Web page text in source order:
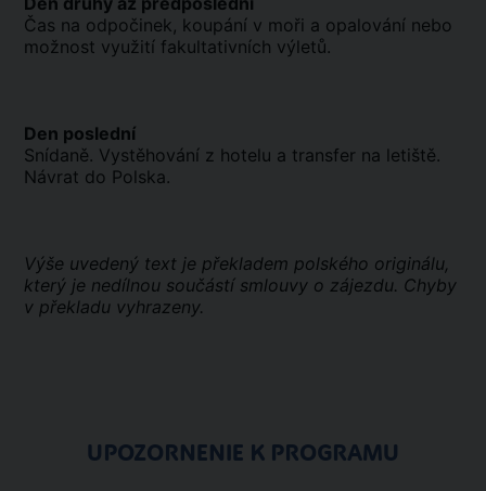
Čas na odpočinek, koupání v moři a opalování nebo
možnost využití fakultativních výletů.
Den poslední
Snídaně. Vystěhování z hotelu a transfer na letiště.
Návrat do Polska.
Výše uvedený text je překladem polského originálu,
který je nedílnou součástí smlouvy o zájezdu. Chyby
v překladu vyhrazeny.
UPOZORNENIE K PROGRAMU